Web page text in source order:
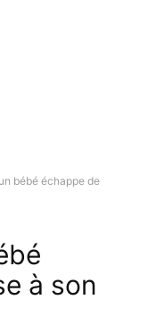
bébé échappe de
à son